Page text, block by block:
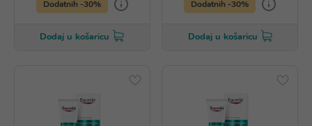
Dodatnih -30%
Dodaj u košaricu
Dodatnih -30%
Dodaj u košaricu